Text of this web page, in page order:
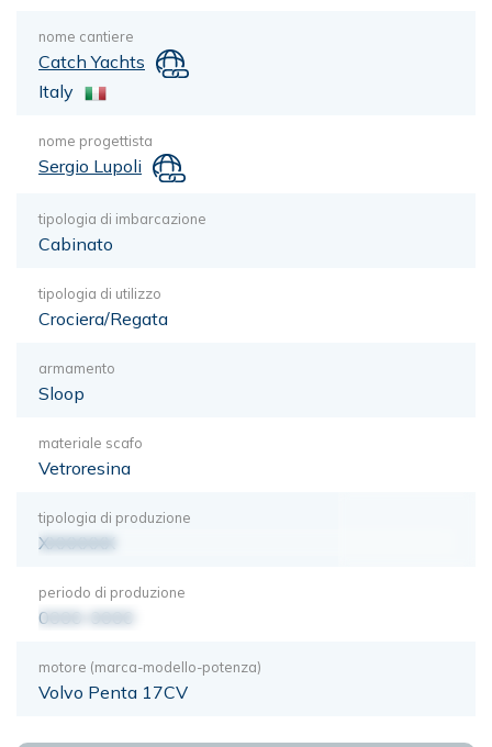
nome cantiere
Catch Yachts
Italy
nome progettista
Sergio Lupoli
tipologia di imbarcazione
Cabinato
tipologia di utilizzo
Crociera/Regata
armamento
Sloop
materiale scafo
Vetroresina
tipologia di produzione
XXXXXXX
periodo di produzione
0000-0000
motore (marca-modello-potenza)
Volvo Penta 17CV